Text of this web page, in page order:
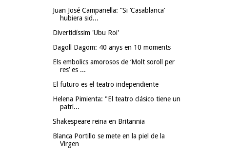
Juan José Campanella: “Si ‘Casablanca’
hubiera sid...
Divertidíssim 'Ubu Roi'
Dagoll Dagom: 40 anys en 10 moments
Els embolics amorosos de ‘Molt soroll per
res’ es ...
El futuro es el teatro independiente
Helena Pimienta: "El teatro clásico tiene un
patri...
Shakespeare reina en Britannia
Blanca Portillo se mete en la piel de la
Virgen